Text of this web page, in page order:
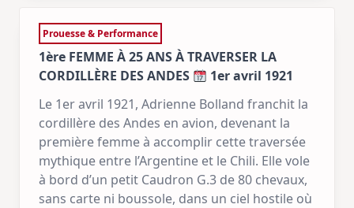
Prouesse & Performance
1ère FEMME À 25 ANS À TRAVERSER LA
CORDILLÈRE DES ANDES
1er avril 1921
Le 1er avril 1921, Adrienne Bolland franchit la
cordillère des Andes en avion, devenant la
première femme à accomplir cette traversée
mythique entre l’Argentine et le Chili. Elle vole
à bord d’un petit Caudron G.3 de 80 chevaux,
sans carte ni boussole, dans un ciel hostile où